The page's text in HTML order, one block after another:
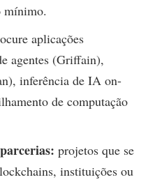
mínimo.
aplicações
agentes (Griffain),
inferência de IA on-
de computação
projetos que se
instituições ou